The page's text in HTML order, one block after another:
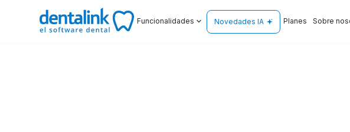
Funcionalidades Novedades IA Planes Sobre